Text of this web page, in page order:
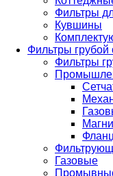
Фильтры
Кувшины
Фильтры грубой
Фильтры
Газовые